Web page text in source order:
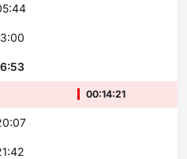
00:14:19